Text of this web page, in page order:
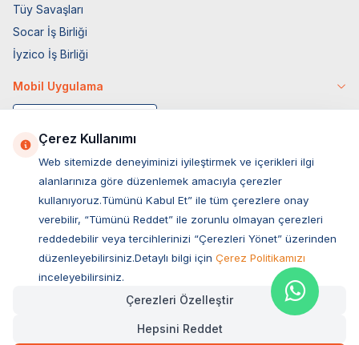
Tüy Savaşları
Socar İş Birliği
İyzico İş Birliği
Mobil Uygulama
Müşteri Hizmetleri
Sıkça Sorulan Sorular
Çerez Kullanımı
Web sitemizde deneyiminizi iyileştirmek ve içerikleri ilgi
alanlarınıza göre düzenlemek amacıyla çerezler
kullanıyoruz.Tümünü Kabul Et” ile tüm çerezlere onay
verebilir, “Tümünü Reddet” ile zorunlu olmayan çerezleri
reddedebilir veya tercihlerinizi “Çerezleri Yönet” üzerinden
düzenleyebilirsiniz.Detaylı bilgi için Çerez Politikamızı
inceleyebilirsiniz.
Çerezleri Özelleştir
Hepsini Reddet